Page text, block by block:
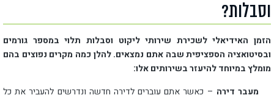
וסבלות?
הזמן האידיאלי לשכירת שירותי ליקוט וסבלות תלוי במספר גורמים
ובסיטואציה הספציפית שבה אתם נמצאים. להלן כמה מקרים נפוצים בהם
מומלץ במיוחד להיעזר בשירותים אלו:
מעבר דירה – כאשר אתם עוברים לדירה חדשה ונדרשים להעביר את כל